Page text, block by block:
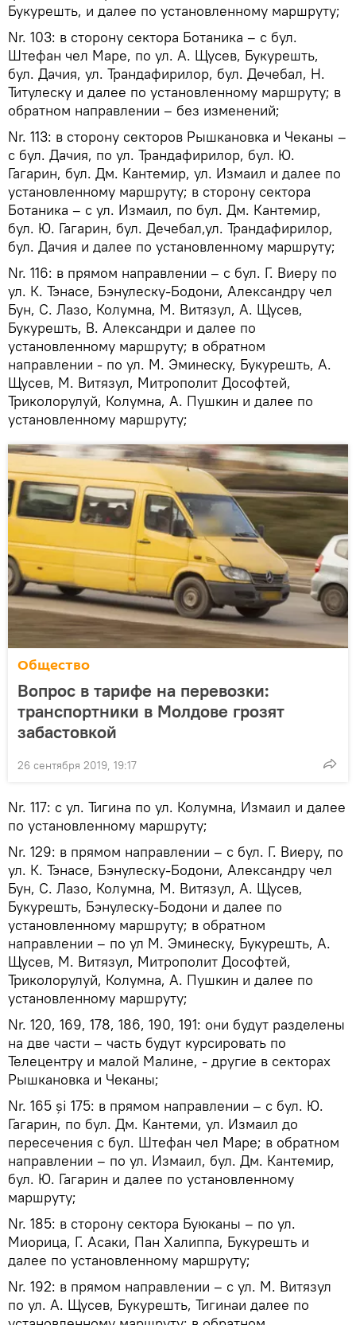
Букурешть, и далее по установленному маршруту;
Nr. 103: в сторону сектора Ботаника – с бул.
Штефан чел Маре, по ул. А. Щусев, Букурешть,
бул. Дачия, ул. Трандафирилор, бул. Дечебал, Н.
Титулеску и далее по установленному маршруту; в
обратном направлении – без изменений;
Nr. 113: в сторону секторов Рышкановка и Чеканы –
с бул. Дачия, по ул. Трандафирилор, бул. Ю.
Гагарин, бул. Дм. Кантемир, ул. Измаил и далее по
установленному маршруту; в сторону сектора
Ботаника – с ул. Измаил, по бул. Дм. Кантемир,
бул. Ю. Гагарин, бул. Дечебал,ул. Трандафирилор,
бул. Дачия и далее по установленному маршруту;
Nr. 116: в прямом направлении – с бул. Г. Виеру по
ул. К. Тэнасе, Бэнулеску-Бодони, Александру чел
Бун, С. Лазо, Колумна, М. Витязул, А. Щусев,
Букурешть, В. Александри и далее по
установленному маршруту; в обратном
направлении - по ул. М. Эминеску, Букурешть, А.
Щусев, М. Витязул, Митрополит Дософтей,
Триколорулуй, Колумна, А. Пушкин и далее по
установленному маршруту;
Общество
Вопрос в тарифе на перевозки:
транспортники в Молдове грозят
забастовкой
26 сентября 2019, 19:17
Nr. 117: с ул. Тигина по ул. Колумна, Измаил и далее
по установленному маршруту;
Nr. 129: в прямом направлении – с бул. Г. Виеру, по
ул. К. Тэнасе, Бэнулеску-Бодони, Александру чел
Бун, С. Лазо, Колумна, М. Витязул, А. Щусев,
Букурешть, Бэнулеску-Бодони и далее по
установленному маршруту; в обратном
направлении – по ул М. Эминеску, Букурешть, А.
Щусев, М. Витязул, Митрополит Дософтей,
Триколорулуй, Колумна, А. Пушкин и далее по
установленному маршруту;
Nr. 120, 169, 178, 186, 190, 191: они будут разделены
на две части – часть будут курсировать по
Телецентру и малой Малине, - другие в секторах
Рышкановка и Чеканы;
Nr. 165 și 175: в прямом направлении – с бул. Ю.
Гагарин, по бул. Дм. Кантеми, ул. Измаил до
пересечения с бул. Штефан чел Маре; в обратном
направлении – по ул. Измаил, бул. Дм. Кантемир,
бул. Ю. Гагарин и далее по установленному
маршруту;
Nr. 185: в сторону сектора Буюканы – по ул.
Миорица, Г. Асаки, Пан Халиппа, Букурешть и
далее по установленному маршруту;
Nr. 192: в прямом направлении – с ул. М. Витязул
по ул. А. Щусев, Букурешть, Тигинаи далее по